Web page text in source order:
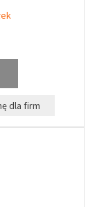
dla firm